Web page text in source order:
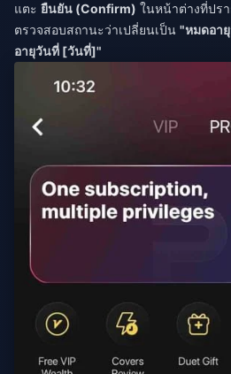
แตะ ยืนยัน (Confirm) ในหน้าต่างที่ปร
ตรวจสอบสถานะว่าเปลี่ยนเป็น "หมดอา
อายุวันที่ [วันที่]"